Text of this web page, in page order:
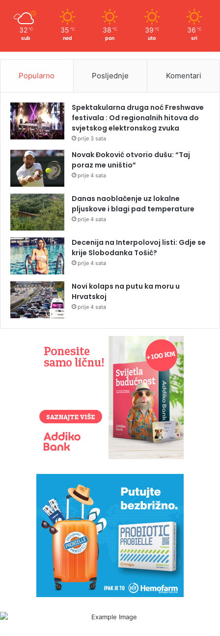
32 ℃
sub
35 ℃
ned
38 ℃
pon
39 ℃
uto
36 ℃
sri
Popularno Posljednje Komentari
Spektakularna druga noć Freshwave
festivala : Od regionalnih hitova do
svjetskog elektronskog zvuka
prije 3 sata
Novak Đoković otvorio dušu: “Taj
poraz me uništio”
prije 4 sata
Danas naoblačenje uz lokalne
pljuskove i blagi pad temperature
prije 4 sata
Decenija na Interpolovoj listi: Gdje se
krije Slobodanka Tošić?
prije 4 sata
Novi kolaps na putu ka moru u
Hrvatskoj
prije 4 sata